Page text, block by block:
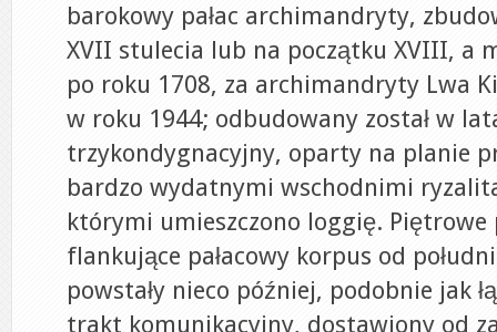
barokowy pałac archimandryty,
XVII stulecia lub na początku XVIII, a
po roku 1708, za archimandryty Lwa
w roku 1944; odbudowany został w
trzykondygnacyjny, oparty na planie
bardzo wydatnymi wschodnimi
którymi umieszczono loggię. Piętrowe
flankujące pałacowy korpus od
powstały nieco później, podobnie jak
trakt komunikacyjny, dostawiony od